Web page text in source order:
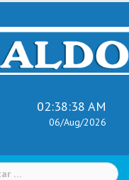
02:38:39 AM
06/Aug/2026